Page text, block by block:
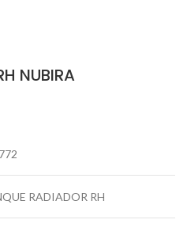
NUBIRA
RADIADOR RH